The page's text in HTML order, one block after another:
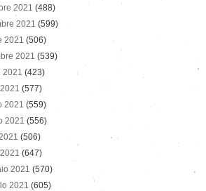
2021 (488)
2021 (599)
2021 (506)
2021 (539)
2021 (423)
(577)
2021(559)
2021 (556)
(506)
(647)
2021 (570)
2021 (605)